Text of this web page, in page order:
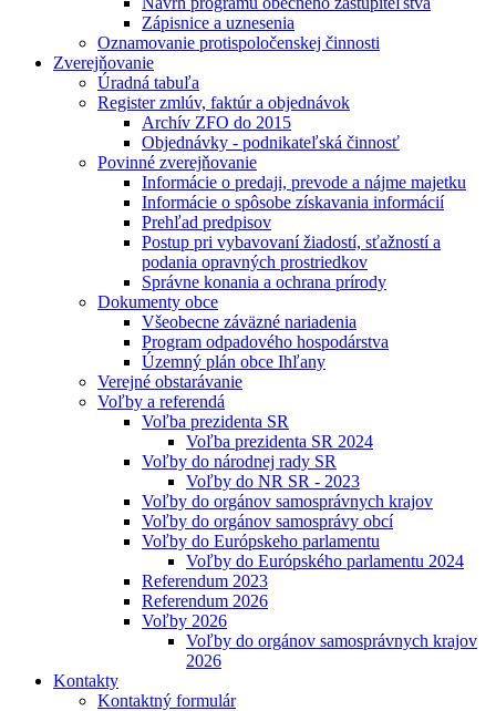
Zápisnice a uznesenia
Oznamovanie protispoločenskej činnosti
Zverejňovanie
Úradná tabuľa
Register zmlúv, faktúr a objednávok
Archív ZFO do 2015
Objednávky - podnikateľská činnosť
Povinné zverejňovanie
Informácie o predaji, prevode a nájme majetku
Informácie o spôsobe získavania informácií
Prehľad predpisov
Postup pri vybavovaní žiadostí, sťažností a
podania opravných prostriedkov
Správne konania a ochrana prírody
Dokumenty obce
Všeobecne záväzné nariadenia
Program odpadového hospodárstva
Územný plán obce Ihľany
Verejné obstarávanie
Voľby a referendá
Voľba prezidenta SR
Voľba prezidenta SR 2024
Voľby do národnej rady SR
Voľby do NR SR - 2023
Voľby do orgánov samosprávnych krajov
Voľby do orgánov samosprávy obcí
Voľby do Európskeho parlamentu
Voľby do Európského parlamentu 2024
Referendum 2023
Referendum 2026
Voľby 2026
Voľby do orgánov samosprávnych krajov
2026
Kontakty
Kontaktný formulár